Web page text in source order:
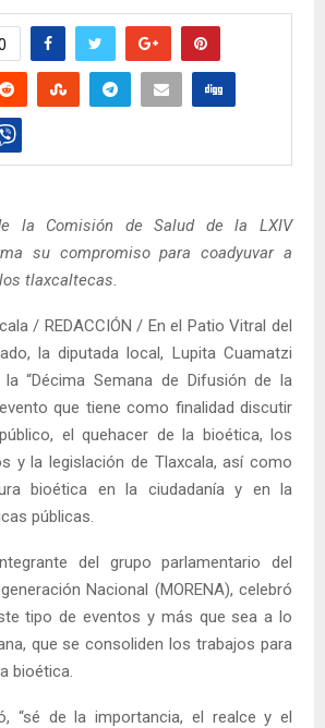
la Comisión de Salud de la LXIV
su compromiso para coadyuvar a
tlaxcaltecas.
/ REDACCIÓN / En el Patio Vitral del
la diputada local, Lupita Cuamatzi
la “Décima Semana de Difusión de la
que tiene como finalidad discutir
el quehacer de la bioética, los
y la legislación de Tlaxcala, así como
bioética en la ciudadanía y en la
públicas.
del grupo parlamentario del
Nacional (MORENA), celebró
tipo de eventos y más que sea a lo
que se consoliden los trabajos para
bioética.
“sé de la importancia, el realce y el